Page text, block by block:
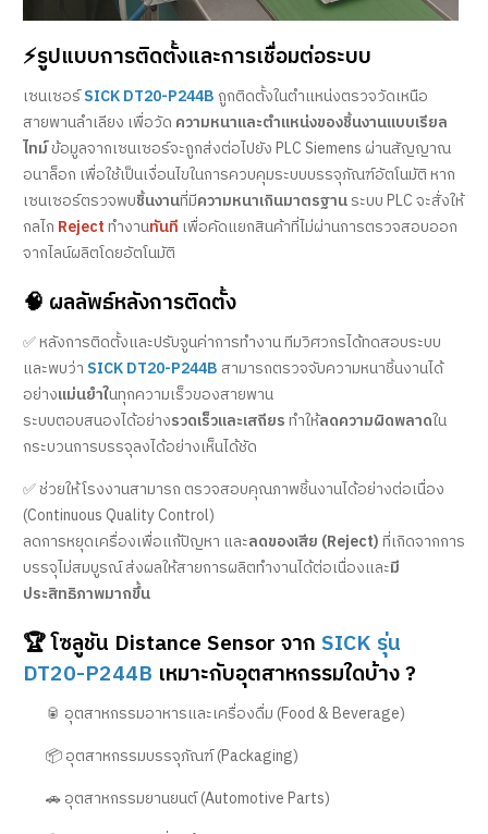
⚡รูปแบบการติดตั้งและการเชื่อมต่อระบบ
เซนเซอร์SICK DT20-P244Bถูกติดตั้งในตำแหน่งตรวจวัดเหนือ
สายพานลำเลียง เพื่อวัด ความหนาและตำแหน่งของชิ้นงานแบบเรียล
ไทม์ข้อมูลจากเซนเซอร์จะถูกส่งต่อไปยัง PLC Siemens ผ่านสัญญาณ
อนาล็อก เพื่อใช้เป็นเงื่อนไขในการควบคุมระบบบรรจุภัณฑ์อัตโนมัติ หาก
เซนเซอร์ตรวจพบชิ้นงานที่มีความหนาเกินมาตรฐานระบบ PLC จะสั่งให้
กลไก Rejectทำงานทันที เพื่อคัดแยกสินค้าที่ไม่ผ่านการตรวจสอบออก
จากไลน์ผลิตโดยอัตโนมัติ
🧠 ผลลัพธ์หลังการติดตั้ง
✅ หลังการติดตั้งและปรับจูนค่าการทำงาน ทีมวิศวกรได้ทดสอบระบบ
และพบว่า SICK DT20-P244B สามารถตรวจจับความหนาชิ้นงานได้
อย่างแม่นยำในทุกความเร็วของสายพาน
ระบบตอบสนองได้อย่างรวดเร็วและเสถียรทำให้ลดความผิดพลาดใน
กระบวนการบรรจุลงได้อย่างเห็นได้ชัด
✅ ช่วยให้โรงงานสามารถ ตรวจสอบคุณภาพชิ้นงานได้อย่างต่อเนื่อง
(Continuous Quality Control)
ลดการหยุดเครื่องเพื่อแก้ปัญหา และลดของเสีย (Reject)ที่เกิดจากการ
บรรจุไม่สมบูรณ์ ส่งผลให้สายการผลิตทำงานได้ต่อเนื่องและมี
ประสิทธิภาพมากขึ้น
🏆 โซลูชัน Distance Sensor จาก SICK รุ่น
DT20-P244B เหมาะกับอุตสาหกรรมใดบ้าง ?
🥫 อุตสาหกรรมอาหารและเครื่องดื่ม (Food & Beverage)
📦 อุตสาหกรรมบรรจุภัณฑ์ (Packaging)
🚗 อุตสาหกรรมยานยนต์ (Automotive Parts)